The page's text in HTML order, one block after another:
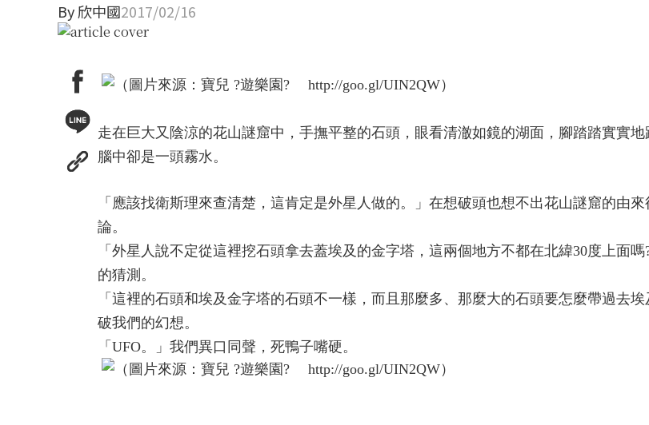
By欣中國2017/02/16
走在巨大又陰涼的花山謎窟中，手撫平整的石頭，眼看清澈如鏡的湖面，腳踏踏實實
腦中卻是一頭霧水。
「應該找衛斯理來查清楚，這肯定是外星人做的。」在想破頭也想不出花山謎窟的由
論。
「外星人說不定從這裡挖石頭拿去蓋埃及的金字塔，這兩個地方不都在北緯30度上面
的猜測。
「這裡的石頭和埃及金字塔的石頭不一樣，而且那麼多、那麼大的石頭要怎麼帶過去
破我們的幻想。
「UFO。」我們異口同聲，死鴨子嘴硬。